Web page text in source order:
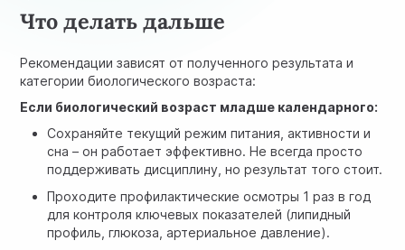
Что делать дальше
Рекомендации зависят от полученного результата и
категории биологического возраста:
Если биологический возраст младше календарного:
Сохраняйте текущий режим питания, активности и
сна – он работает эффективно. Не всегда просто
поддерживать дисциплину, но результат того стоит.
Проходите профилактические осмотры 1 раз в год
для контроля ключевых показателей (липидный
профиль, глюкоза, артериальное давление).